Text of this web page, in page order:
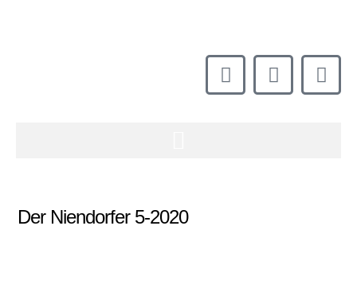
Der Niendorfer 5-2020